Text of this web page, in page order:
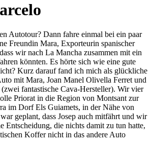
Autotour? Dann fahre einmal bei ein paar
Freundin Mara, Exporteurin spanischer
wir nach La Mancha zusammen mit ein
könnten. Es hörte sich wie eine gute
Kurz darauf fand ich mich als glückliche
mit Mara, Joan Manel Olivella Ferret und
fantastische Cava-Hersteller). Wir vier
Priorat in die Region von Montsant zur
im Dorf Els Guiamets, in der Nähe von
geplant, dass Josep auch mitfährt und wir
Entscheidung, die nichts damit zu tun hatte,
Koffer nicht in das andere Auto